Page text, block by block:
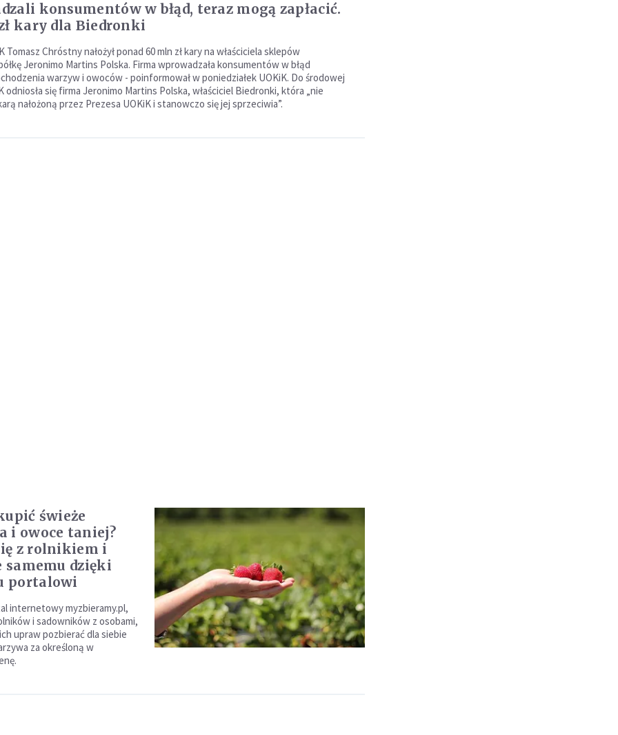
konsumentów w błąd, teraz mogą zapłacić.
kary dla Biedronki
Tomasz Chróstny nałożył ponad 60 mln zł kary na właściciela sklepów
Jeronimo Martins Polska. Firma wprowadzała konsumentów w błąd
warzyw i owoców - poinformował w poniedziałek UOKiK. Do środowej
odniosła się firma Jeronimo Martins Polska, właściciel Biedronki, która „nie
nałożoną przez Prezesa UOKiK i stanowczo się jej sprzeciwia”.
świeże
i owoce taniej?
z rolnikiem i
samemu dzięki
portalowi
internetowy myzbieramy.pl,
i sadowników z osobami,
upraw pozbierać dla siebie
za określoną w